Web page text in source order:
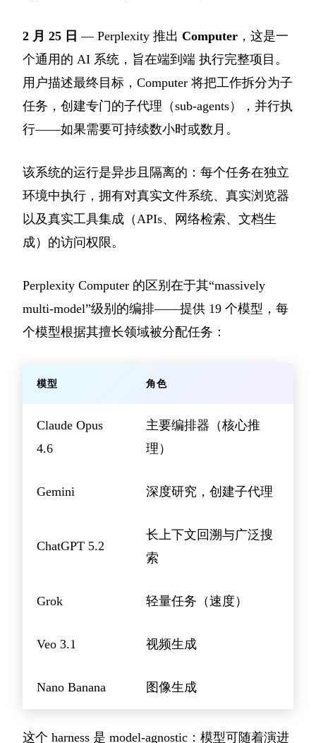
2 月 25 日 — Perplexity 推出 Computer ，这是一
个通用的 AI 系统，旨在端到端 执行完整项目。
用户描述最终目标，Computer 将把工作拆分为子
任务，创建专门的子代理（sub-agents），并行执
行——如果需要可持续数小时或数月。
该系统的运行是异步且隔离的：每个任务在独立
环境中执行，拥有对真实文件系统、真实浏览器
以及真实工具集成（APIs、网络检索、文档生
成）的访问权限。
Perplexity Computer 的区别在于其“massively
multi-model”级别的编排——提供 19 个模型，每
个模型根据其擅长领域被分配任务：
模型 角色
Claude Opus
4.6
主要编排器（核心推
理）
Gemini 深度研究，创建子代理
ChatGPT 5.2
长上下文回溯与广泛搜
索
Grok 轻量任务（速度）
Veo 3.1 视频生成
Nano Banana 图像生成
这个 harness 是 model-agnostic：模型可随着演进